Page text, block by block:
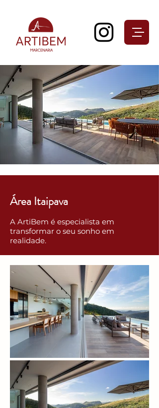
Área Itaipava
A ArtiBem é especialista em
transformar o seu sonho em
realidade.